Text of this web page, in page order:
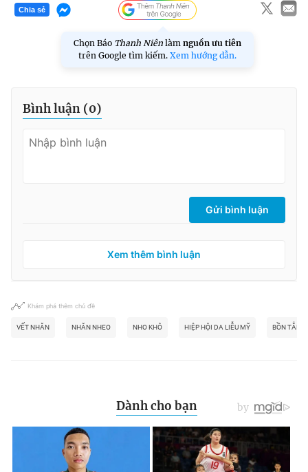
Chia sẻ
Chọn Báo Thanh Niên làm nguồn ưu tiên
trên Google tìm kiếm. Xem hướng dẫn.
Bình luận (0)
Gửi bình luận
Xem thêm bình luận
Khám phá thêm chủ đề
VẾT NHĂN NHĂN NHEO NHO KHÔ HIỆP HỘI DA LIỄU MỸ BỒN TẮM